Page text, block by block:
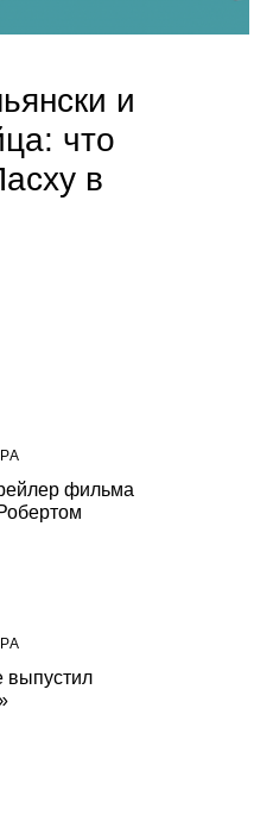
и
что
в
фильма
выпустил